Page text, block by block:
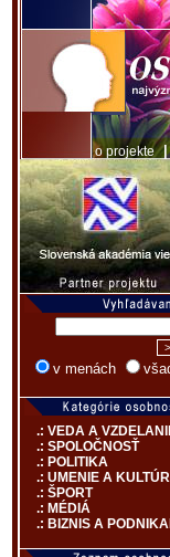
o projekte
v menách
.: VEDA A
.: SPOLOČNOSŤ
.: POLITIKA
.: UMENIE A
.: ŠPORT
.: MÉDIÁ
.: BIZNIS A